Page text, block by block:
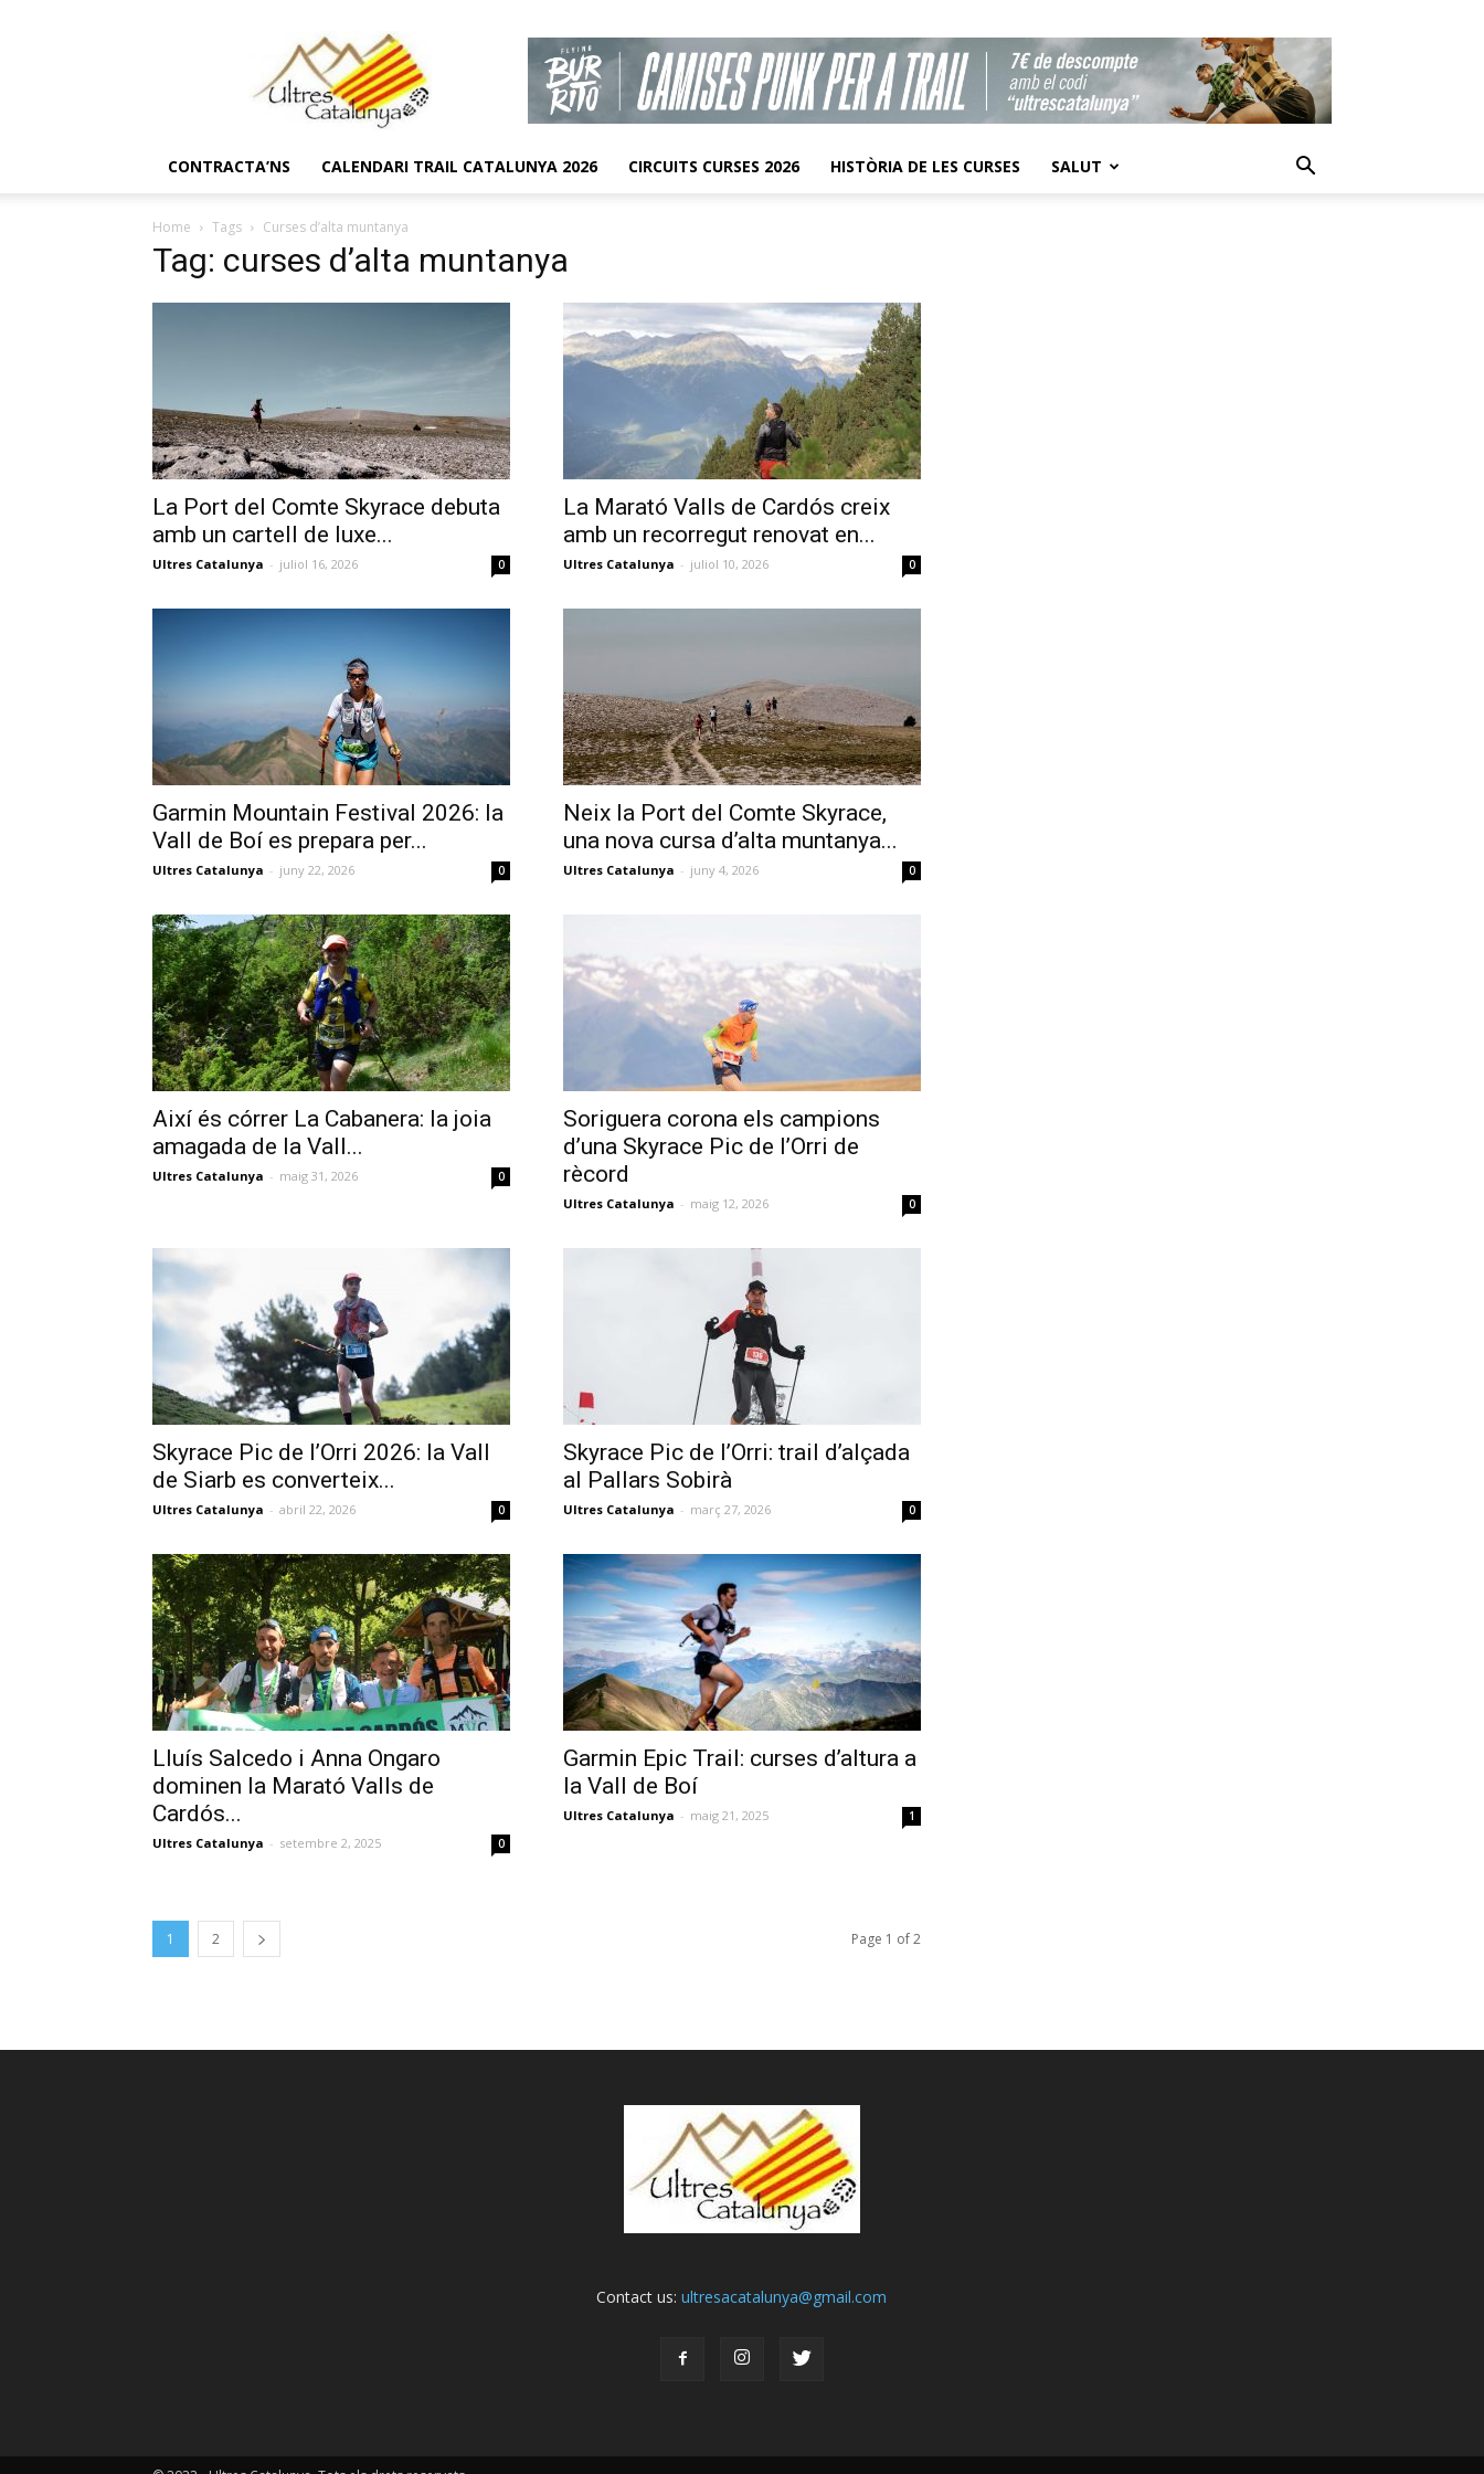
CONTRACTA’NS CALENDARI TRAIL CATALUNYA 2026 CIRCUITS CURSES 2026 HISTÒRIA DE LES CURSES SALUT
Home Tags Curses d’alta muntanya
Tag: curses d’alta muntanya
La Port del Comte Skyrace debuta
amb un cartell de luxe...
Ultres Catalunya - juliol 16, 2026 0
La Marató Valls de Cardós creix
amb un recorregut renovat en...
Ultres Catalunya - juliol 10, 2026 0
Garmin Mountain Festival 2026: la
Vall de Boí es prepara per...
Ultres Catalunya - juny 22, 2026 0
Neix la Port del Comte Skyrace,
una nova cursa d’alta muntanya...
Ultres Catalunya - juny 4, 2026 0
Així és córrer La Cabanera: la joia
amagada de la Vall...
Ultres Catalunya - maig 31, 2026 0
Soriguera corona els campions
d’una Skyrace Pic de l’Orri de
rècord
Ultres Catalunya - maig 12, 2026 0
Skyrace Pic de l’Orri 2026: la Vall
de Siarb es converteix...
Ultres Catalunya - abril 22, 2026 0
Skyrace Pic de l’Orri: trail d’alçada
al Pallars Sobirà
Ultres Catalunya - març 27, 2026 0
Lluís Salcedo i Anna Ongaro
dominen la Marató Valls de
Cardós...
Ultres Catalunya - setembre 2, 2025 0
Garmin Epic Trail: curses d’altura a
la Vall de Boí
Ultres Catalunya - maig 21, 2025 1
1 2 Page 1 of 2
Contact us:ultresacatalunya@gmail.com